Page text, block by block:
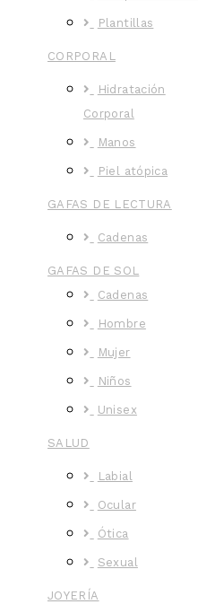
Plantillas
CORPORAL
Hidratación
Corporal
Manos
Piel atópica
GAFAS DE LECTURA
Cadenas
GAFAS DE SOL
Cadenas
Hombre
Mujer
Niños
Unisex
SALUD
Labial
Ocular
Ótica
Sexual
JOYERÍA